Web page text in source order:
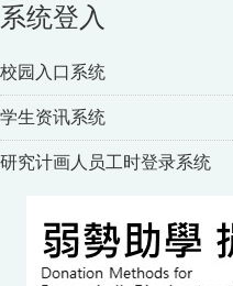
系统登入
校园入口系统
学生资讯系统
研究计画人员工时登录系统